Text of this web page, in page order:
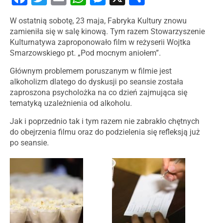
W ostatnią sobotę, 23 maja, Fabryka Kultury znowu
zamieniła się w salę kinową. Tym razem Stowarzyszenie
Kulturnatywa zaproponowało film w reżyserii Wojtka
Smarzowskiego pt. „Pod mocnym aniołem”.
Głównym problemem poruszanym w filmie jest
alkoholizm dlatego do dyskusji po seansie została
zaproszona psycholożka na co dzień zajmująca się
tematyką uzależnienia od alkoholu.
Jak i poprzednio tak i tym razem nie zabrakło chętnych
do obejrzenia filmu oraz do podzielenia się refleksją już
po seansie.